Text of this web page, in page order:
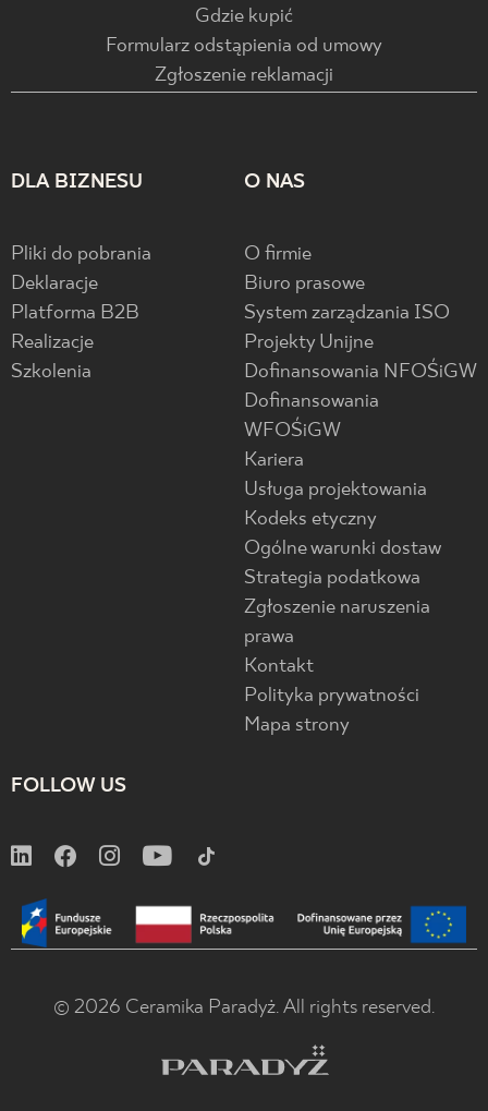
Gdzie kupić
Formularz odstąpienia od umowy
Zgłoszenie reklamacji
DLA BIZNESU
Pliki do pobrania
Deklaracje
Platforma B2B
Realizacje
Szkolenia
O NAS
O firmie
Biuro prasowe
System zarządzania ISO
Projekty Unijne
Dofinansowania NFOŚiGW
Dofinansowania
WFOŚiGW
Kariera
Usługa projektowania
Kodeks etyczny
Ogólne warunki dostaw
Strategia podatkowa
Zgłoszenie naruszenia
prawa
Kontakt
Polityka prywatności
Mapa strony
FOLLOW US
© 2026 Ceramika Paradyż. All rights reserved.